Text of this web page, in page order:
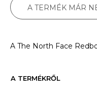
A TERMÉK MÁR
A The North Face
A TERMÉKRŐL